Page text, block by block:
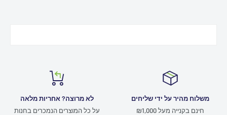
משלוח מהיר על ידי שליחים
חינם בקנייה מעל ₪1,000
לא מרוצה? אחריות מלאה
על כל המוצרים הנמכרים בחנות